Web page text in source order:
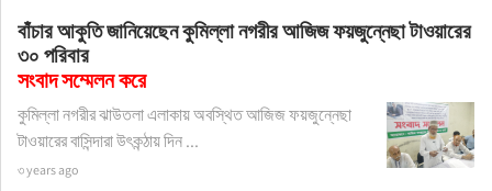
বাঁচার আকুতি জানিয়েছেন কুমিল্লা নগরীর আজিজ ফয়জুন্নেছা টাওয়ারের
৩০ পরিবার
সংবাদ সম্মেলন করে
কুমিল্লা নগরীর ঝাউতলা এলাকায় অবস্থিত আজিজ ফয়জুন্নেছা
টাওয়ারের বাসিন্দারা উৎকন্ঠায় দিন ...
৩ years ago